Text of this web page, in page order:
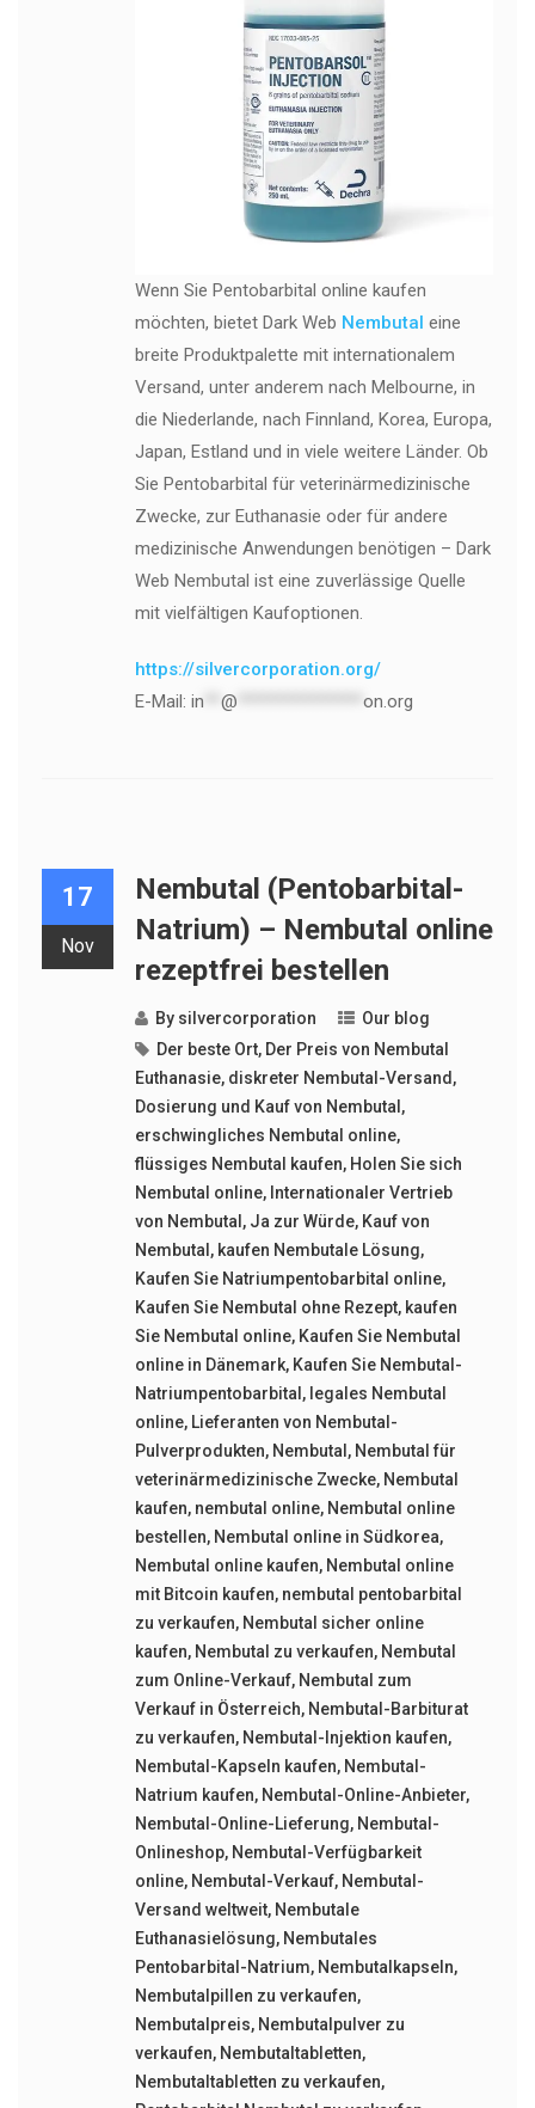
Wenn Sie Pentobarbital online kaufen
möchten, bietet Dark Web Nembutal eine
breite Produktpalette mit internationalem
Versand, unter anderem nach Melbourne, in
die Niederlande, nach Finnland, Korea, Europa,
Japan, Estland und in viele weitere Länder. Ob
Sie Pentobarbital für veterinärmedizinische
Zwecke, zur Euthanasie oder für andere
medizinische Anwendungen benötigen – Dark
Web Nembutal ist eine zuverlässige Quelle
mit vielfältigen Kaufoptionen.
https://silvercorporation.org/
E-Mail: in @ on.org
17
Nov
Nembutal (Pentobarbital-
Natrium) – Nembutal online
rezeptfrei bestellen
By silvercorporation
Our blog
Der beste Ort, Der Preis von Nembutal
Euthanasie, diskreter Nembutal-Versand ,
Dosierung und Kauf von Nembutal ,
erschwingliches Nembutal online,
flüssiges Nembutal kaufen, Holen Sie sich
Nembutal online, Internationaler Vertrieb
von Nembutal , Ja zur Würde, Kauf von
Nembutal , kaufen Nembutale Lösung,
Kaufen Sie Natriumpentobarbital online,
Kaufen Sie Nembutal ohne Rezept, kaufen
Sie Nembutal online, Kaufen Sie Nembutal
online in Dänemark, Kaufen Sie Nembutal-
Natriumpentobarbital , legales Nembutal
online, Lieferanten von Nembutal-
Pulverprodukten, Nembutal , Nembutal für
veterinärmedizinische Zwecke, Nembutal
kaufen, nembutal online, Nembutal online
bestellen, Nembutal online in Südkorea,
Nembutal online kaufen, Nembutal online
mit Bitcoin kaufen, nembutal pentobarbital
zu verkaufen, Nembutal sicher online
kaufen, Nembutal zu verkaufen, Nembutal
zum Online-Verkauf, Nembutal zum
Verkauf in Österreich, Nembutal-Barbiturat
zu verkaufen, Nembutal-Injektion kaufen,
Nembutal-Kapseln kaufen, Nembutal-
Natrium kaufen, Nembutal-Online-Anbieter,
Nembutal-Online-Lieferung, Nembutal-
Onlineshop, Nembutal-Verfügbarkeit
online, Nembutal-Verkauf, Nembutal-
Versand weltweit, Nembutale
Euthanasielösung, Nembutales
Pentobarbital-Natrium, Nembutalkapseln,
Nembutalpillen zu verkaufen,
Nembutalpreis, Nembutalpulver zu
verkaufen, Nembutaltabletten,
Nembutaltabletten zu verkaufen,